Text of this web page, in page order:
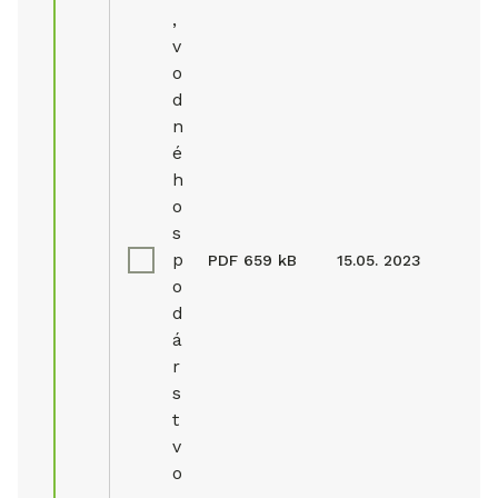
,
v
o
d
n
é
h
o
s
p
o
d
á
r
s
t
v
o
PDF 659 kB 15.05. 2023